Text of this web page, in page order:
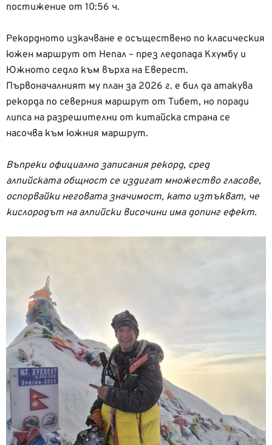
постижение от 10:56 ч.
Рекордното изкачване е осъществено по класическия
южен маршрут от Непал – през ледопада Кхумбу и
Южното седло към върха на Еверест.
Първоначалният му план за 2026 г. е бил да атакува
рекорда по северния маршрут от Тибет, но поради
липса на разрешителни от китайска страна се
насочва към южния маршрут.
Въпреки официално записания рекорд, сред
алпийската общност се издигат множество гласове,
оспорвайки неговата значимост, като изтъкват, че
кислородът на алпийски височини има допинг ефект.